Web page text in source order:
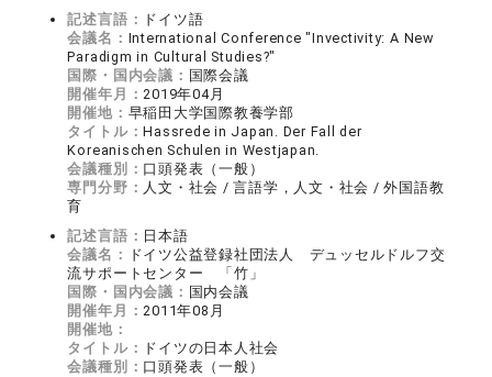
記述言語： ドイツ語
会議名： International Conference "Invectivity: A New
Paradigm in Cultural Studies?"
国際・国内会議： 国際会議
開催年月：2019年04月
開催地： 早稲田大学国際教養学部
タイトル：Hassrede in Japan. Der Fall der
Koreanischen Schulen in Westjapan.
会議種別： 口頭発表（一般）
専門分野： 人文・社会 / 言語学，人文・社会 / 外国語教
育
記述言語： 日本語
会議名：
ドイツ公益登録社団法人 デュッセルドルフ交
流サポートセンター 「竹」
国際・国内会議： 国内会議
開催年月：2011年08月
開催地：
タイトル： ドイツの日本人社会
会議種別： 口頭発表（一般）